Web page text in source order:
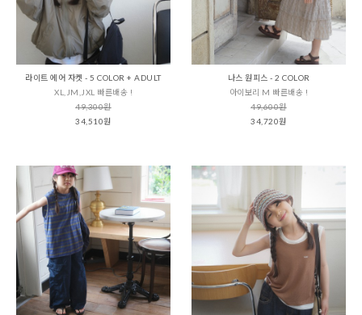
라이트 에어 자켓 - 5 COLOR + ADULT
XL,JM,JXL 빠른배송 !
49,300원
34,510원
나스 원피스 - 2 COLOR
아이보리 M 빠른배송 !
49,600원
34,720원